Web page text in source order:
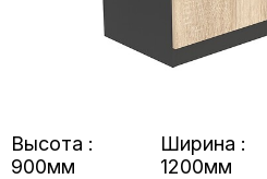
Высота :
900мм
Ширина :
1200мм